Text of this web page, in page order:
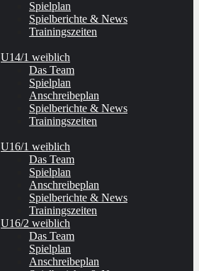
Spielplan
Spielberichte & News
Trainingszeiten
U14/1 weiblich
Das Team
Spielplan
Anschreibeplan
Spielberichte & News
Trainingszeiten
U16/1 weiblich
Das Team
Spielplan
Anschreibeplan
Spielberichte & News
Trainingszeiten
U16/2 weiblich
Das Team
Spielplan
Anschreibeplan